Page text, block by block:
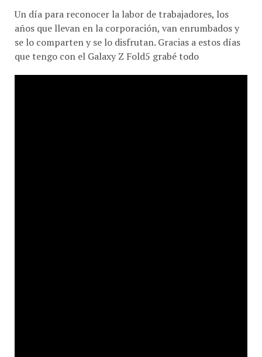
años que llevan en la corporación, van enrumbados y
se lo comparten y se lo disfrutan. Gracias a estos días
que tengo con el Galaxy Z Fold5 grabé todo